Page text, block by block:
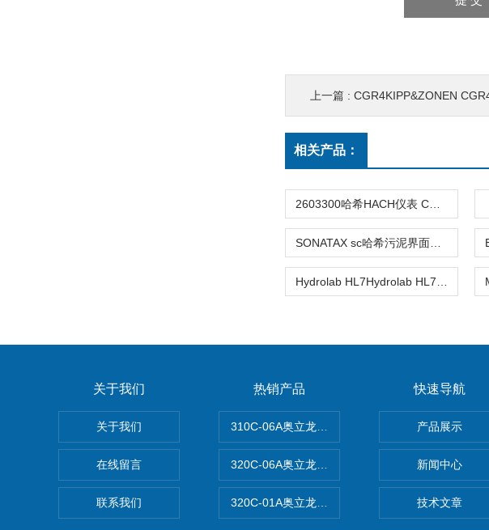
上一篇 : CGR4KIPP&ZONEN
相关产品：
关于我们
关于我们
在线留言
联系我们
热销产品
310C-06A奥立龙实验室台式纯水电导率套装
320C-06A奥立龙实验室便携式电导率
320C-01A奥立龙实验室便携式电导率套装
快速导航
产品展示
新闻中心
技术文章